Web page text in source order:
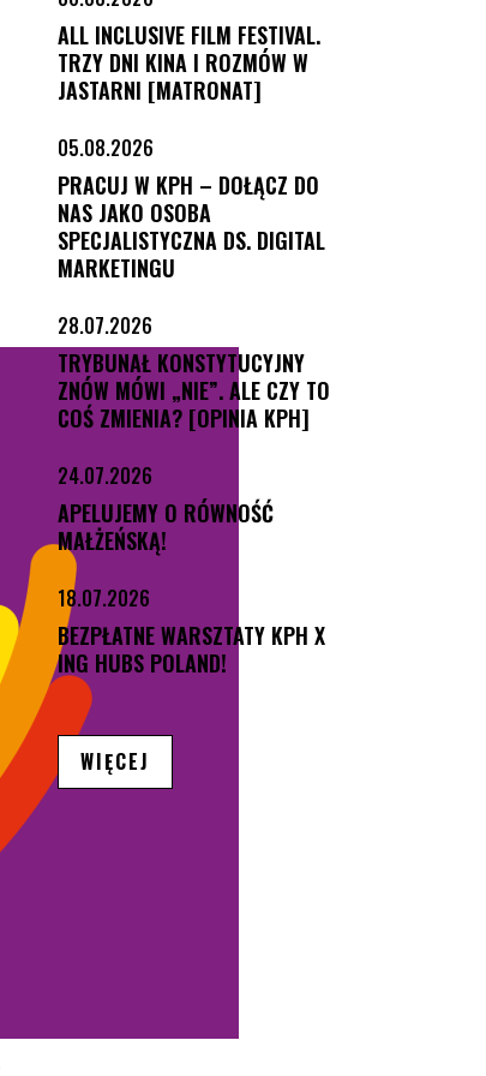
ALL INCLUSIVE FILM FESTIVAL.
TRZY DNI KINA I ROZMÓW W
JASTARNI [MATRONAT]
05.08.2026
PRACUJ W KPH – DOŁĄCZ DO
NAS JAKO OSOBA
SPECJALISTYCZNA DS. DIGITAL
MARKETINGU
28.07.2026
TRYBUNAŁ KONSTYTUCYJNY
ZNÓW MÓWI „NIE”. ALE CZY TO
COŚ ZMIENIA? [OPINIA KPH]
24.07.2026
APELUJEMY O RÓWNOŚĆ
MAŁŻEŃSKĄ!
18.07.2026
BEZPŁATNE WARSZTATY KPH X
ING HUBS POLAND!
WIĘCEJ